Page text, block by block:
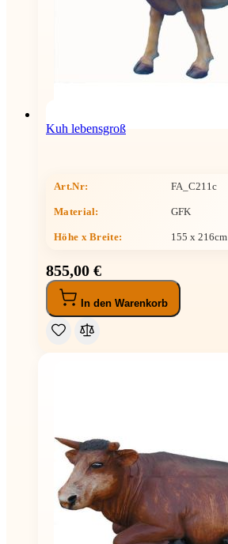
Kuh lebensgroß
Art.Nr: FA_C211c
Material: GFK
Höhe x Breite: 155 x 216cm
855,00 €
In den Warenkorb